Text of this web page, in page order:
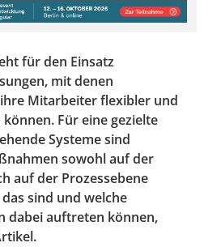
für den Einsatz
mit denen
Mitarbeiter flexibler und
Für eine gezielte
Systeme sind
sowohl auf der
auf der Prozessebene
sind und welche
dabei auftreten können,